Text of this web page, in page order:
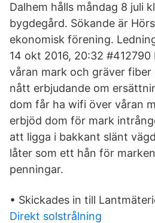
Dalhem hålls måndag 8 juli
bygdegård. Sökande är
ekonomisk förening.
14 okt 2016, 20:32 #412790
våran mark och gräver
nått erbjudande om
dom får ha wifi över våran
erbjöd dom för mark
att ligga i bakkant slänt
låter som ett hån för
penningar.
• Skickades in till
Direkt solstrålning